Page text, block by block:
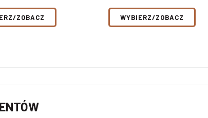
ZOBACZ WYBIERZ/ZOBACZ